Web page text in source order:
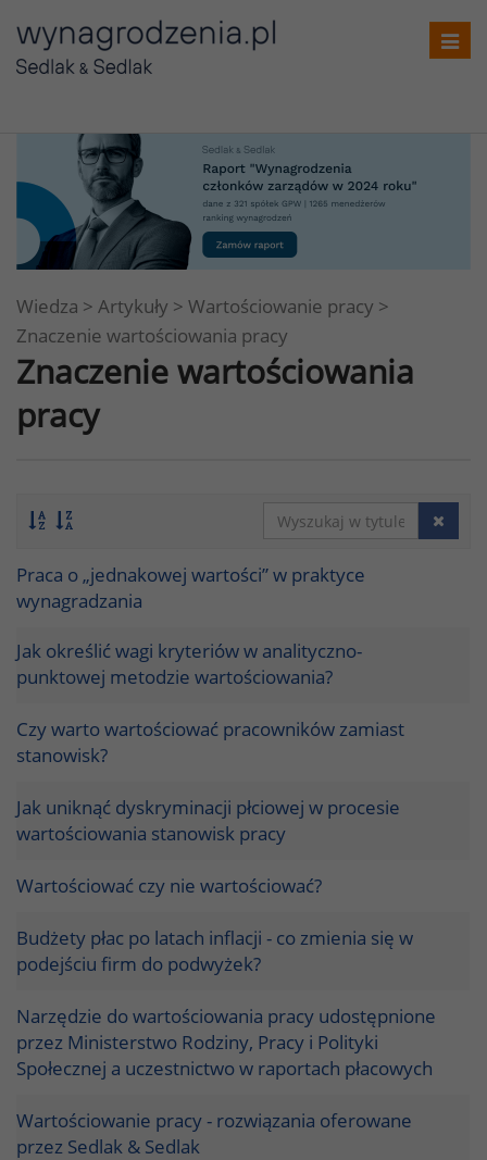
Wiedza > Artykuły > Wartościowanie pracy >
Znaczenie wartościowania pracy
Znaczenie wartościowania
pracy
Praca o „jednakowej wartości” w praktyce
wynagradzania
Jak określić wagi kryteriów w analityczno-
punktowej metodzie wartościowania?
Czy warto wartościować pracowników zamiast
stanowisk?
Jak uniknąć dyskryminacji płciowej w procesie
wartościowania stanowisk pracy
Wartościować czy nie wartościować?
Budżety płac po latach inflacji - co zmienia się w
podejściu firm do podwyżek?
Narzędzie do wartościowania pracy udostępnione
przez Ministerstwo Rodziny, Pracy i Polityki
Społecznej a uczestnictwo w raportach płacowych
Wartościowanie pracy - rozwiązania oferowane
przez Sedlak & Sedlak